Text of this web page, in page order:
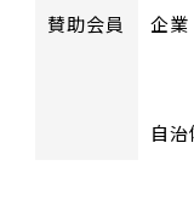
賛助会員 企業
自